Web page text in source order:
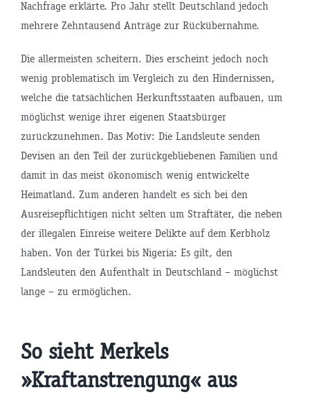
Nachfrage erklärte. Pro Jahr stellt Deutschland jedoch
mehrere Zehntausend Anträge zur Rückübernahme.
Die allermeisten scheitern. Dies erscheint jedoch noch
wenig problematisch im Vergleich zu den Hindernissen,
welche die tatsächlichen Herkunftsstaaten aufbauen, um
möglichst wenige ihrer eigenen Staatsbürger
zurückzunehmen. Das Motiv: Die Landsleute senden
Devisen an den Teil der zurückgebliebenen Familien und
damit in das meist ökonomisch wenig entwickelte
Heimatland. Zum anderen handelt es sich bei den
Ausreisepflichtigen nicht selten um Straftäter, die neben
der illegalen Einreise weitere Delikte auf dem Kerbholz
haben. Von der Türkei bis Nigeria: Es gilt, den
Landsleuten den Aufenthalt in Deutschland – möglichst
lange – zu ermöglichen.
So sieht Merkels
»Kraftanstrengung« aus